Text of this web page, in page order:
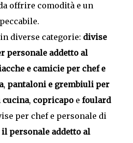
offrire comodità e un
diverse categorie: divise
personale addetto al
e camicie per chef e
, pantaloni e grembiuli per
cucina, copricapo e foulard
per chef e personale di
personale addetto al